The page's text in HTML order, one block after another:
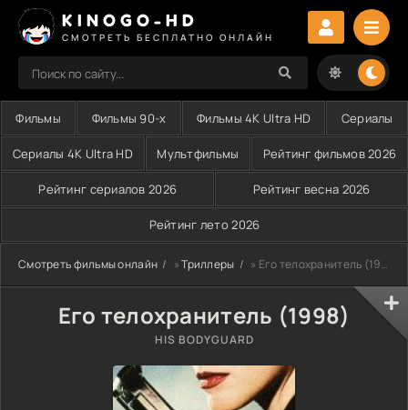
KINOGO-HD
СМОТРЕТЬ БЕСПЛАТНО ОНЛАЙН
Фильмы Фильмы 90-х Фильмы 4K Ultra HD Сериалы
Сериалы 4K Ultra HD Мультфильмы Рейтинг фильмов 2026
Рейтинг сериалов 2026 Рейтинг весна 2026
Рейтинг лето 2026
Смотреть фильмы онлайн »Триллеры » Его телохранитель (1998)
Его телохранитель (1998)
HIS BODYGUARD